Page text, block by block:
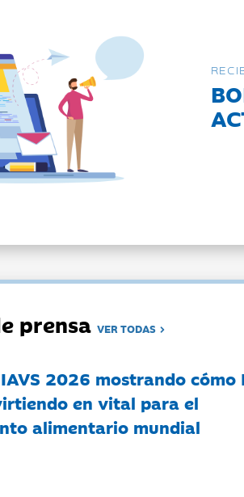
prensaVER TODAS
2026 mostrando cómo
en vital para el
alimentario mundial